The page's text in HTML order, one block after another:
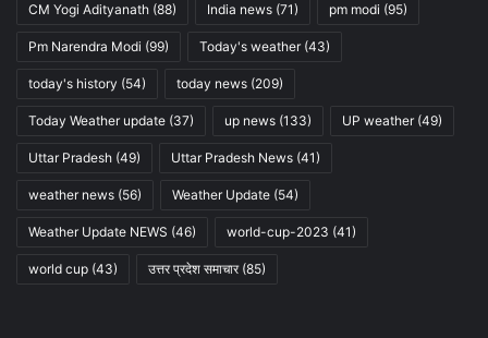
CM Yogi Adityanath (88) India news (71) pm modi (95)
Pm Narendra Modi (99) Today's weather(43)
today's history (54) today news (209)
Today Weather update (37) up news (133) UP weather(49)
Uttar Pradesh (49) Uttar Pradesh News (41)
weather news (56) Weather Update (54)
Weather Update NEWS (46) world-cup-2023 (41)
world cup (43) उत्तर प्रदेश समाचार(85)